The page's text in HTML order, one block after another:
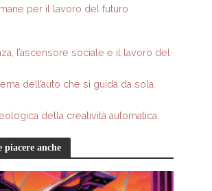
per il lavoro del futuro
l’ascensore sociale e il lavoro del
dell’auto che si guida da sola.
della creatività automatica
anche